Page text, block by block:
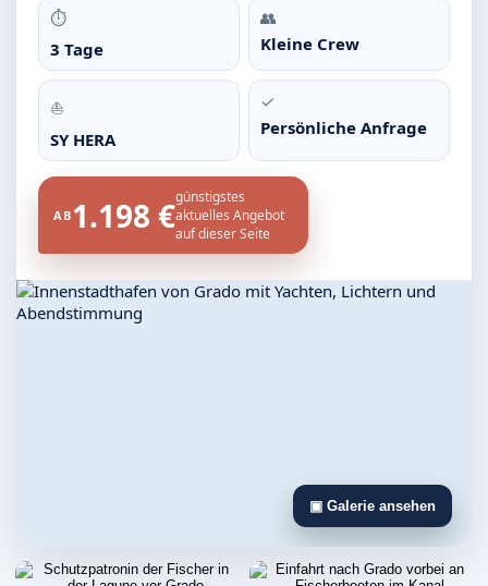
⏱
3 Tage
👥
Kleine Crew
⛵
SY HERA
✓
Persönliche Anfrage
AB 1.198 €günstigstes
aktuelles Angebot
auf dieser Seite
▣ Galerie ansehen